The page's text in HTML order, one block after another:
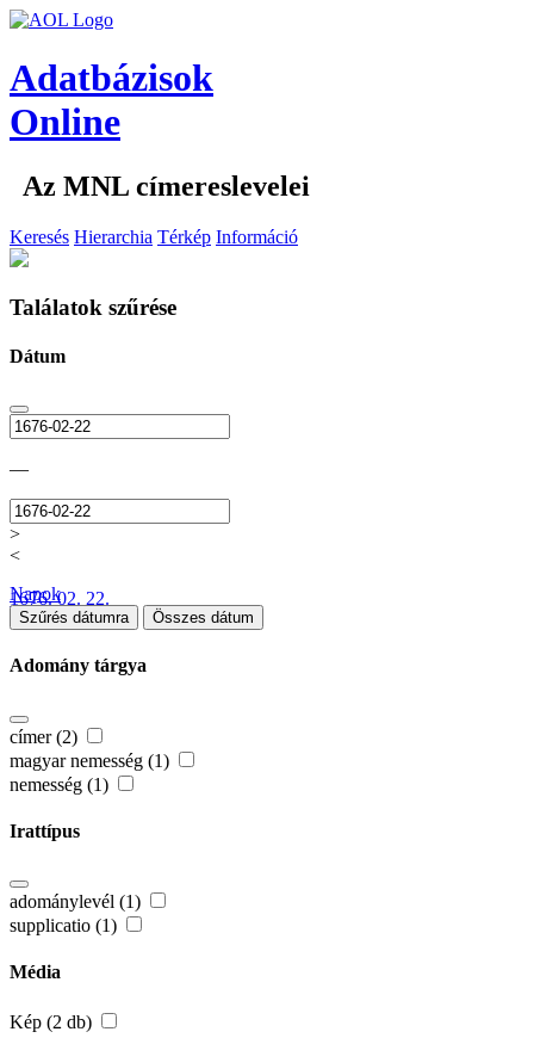
Adatbázisok
Online
Az MNL címereslevelei
Keresés Hierarchia Térkép Információ
Találatok szűrése
Dátum
—
>
<
1676. 02. 22.
Napok
Szűrés dátumra Összes dátum
Adomány tárgya
címer (2)
magyar nemesség (1)
nemesség (1)
Irattípus
adománylevél (1)
supplicatio (1)
Média
Kép (2 db)